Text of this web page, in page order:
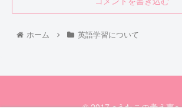
ホーム 英語学習について
© 2017 ○うたこの考え事○.